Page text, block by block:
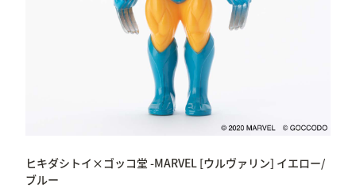
ヒキダシトイ×ゴッコ堂 -MARVEL [ウルヴァリン] イエロー/
ブルー